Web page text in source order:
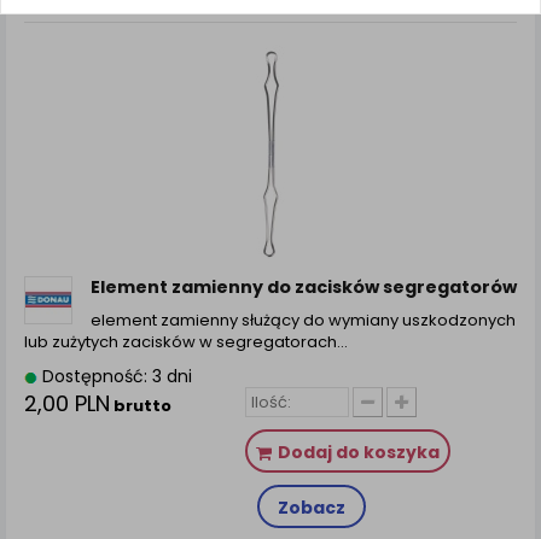
Element zamienny do zacisków segregatorów
element zamienny służący do wymiany uszkodzonych
lub zużytych zacisków w segregatorach…
Dostępność: 3 dni
2,00 PLN brutto
Dodaj do koszyka
Zobacz
Jeśli nie chcesz wyrazić zgody lub ograniczyć jej
zakres, kliknij „Szczegóły”, gdzie znajdziesz wszelkie
informacje o tym jak to zrobić . Te same informacje
znajdziesz także na podstronie z naszą polityką
prywatności obowiązującą od 25 maja 2018.
W przypadku użytkowników zalogowanych, aby
umożliwić prawidłową realizację Umowy z Państwem i
związane z tym prawidłowe działanie naszej strony
www, a w szczególności np. wysłanie potwierdzenia
zamówienia na Państwa email lub wyświetlenie
Państwu prawidłowych informacji o promocjach czy
cenach indywidualnych, ważna jest Państwa
wcześniejsza zgoda której udzieliliście podczas
zakładania konta.
Każda Państwa zgoda jest dobrowolna i można ją w
dowolnym momencie wycofać.
Polityka prywatności (rozwiń)
Klauzula Informacyjna (rozwiń)
Lista Zaufanych Partnerów (rozwiń)